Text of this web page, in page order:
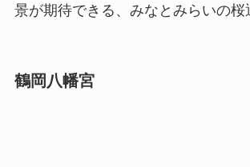
景が期待できる、みなとみらいの桜
鶴岡八幡宮